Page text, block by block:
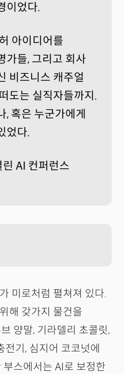
이었다.
아이디어를
가들, 그리고 회사
비즈니스 캐주얼
도는 실직자들까지.
혹은 누군가에게
었다.
AI 컨퍼런스
미로처럼 펼쳐져 있다.
해 갖가지 물건을
양말, 기라델리 초콜릿,
기, 심지어 코코넛에
스에서는 AI로 보정한